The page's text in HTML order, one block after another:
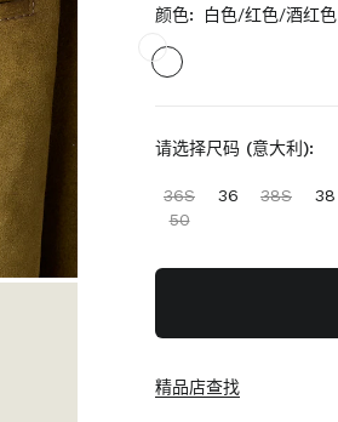
颜色: 白色/红色/酒红色
请选择尺码 (意大利):
36S 36 38S 38
50
精品店查找